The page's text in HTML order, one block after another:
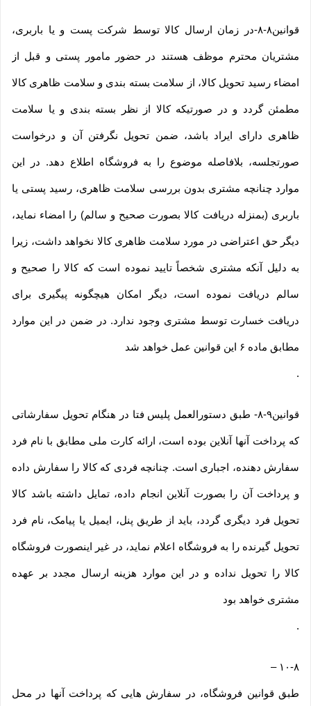
قوانین۸-۸-در زمان ارسال کالا توسط شرکت پست و یا باربری،
مشتریان محترم موظف هستند در حضور مامور پستی و قبل از
امضاء رسید تحویل کالا، از سلامت بسته بندی و سلامت ظاهری کالا
مطمئن گردد و در صورتیکه کالا از نظر بسته بندی و یا سلامت
ظاهری دارای ایراد باشد، ضمن تحویل نگرفتن آن و درخواست
صورتجلسه، بلافاصله موضوع را به فروشگاه اطلاع دهد. در این
موارد چنانچه مشتری بدون بررسی سلامت ظاهری، رسید پستی یا
باربری (بمنزله دریافت کالا بصورت صحیح و سالم) را امضاء نماید،
دیگر حق اعتراضی در مورد سلامت ظاهری کالا نخواهد داشت، زیرا
به دلیل آنکه مشتری شخصاً تایید نموده است که کالا را صحیح و
سالم دریافت نموده است، دیگر امکان هیچگونه پیگیری برای
دریافت خسارت توسط مشتری وجود ندارد. در ضمن در این موارد
مطابق ماده ۶ این قوانین عمل خواهد شد
.
قوانین۹-۸- طبق دستورالعمل پلیس فتا در هنگام تحویل سفارشاتی
که پرداخت آنها آنلاین بوده است، ارائه کارت ملی مطابق با نام فرد
سفارش دهنده، اجباری است. چنانچه فردی که کالا را سفارش داده
و پرداخت آن را بصورت آنلاین انجام داده، تمایل داشته باشد کالا
تحویل فرد دیگری گردد، باید از طریق پنل، ایمیل یا پیامک، نام فرد
تحویل گیرنده را به فروشگاه اعلام نماید، در غیر اینصورت فروشگاه
کالا را تحویل نداده و در این موارد هزینه ارسال مجدد بر عهده
مشتری خواهد بود
.
۱۰-۸ –
طبق قوانین فروشگاه، در سفارش هایی که پرداخت آنها در محل